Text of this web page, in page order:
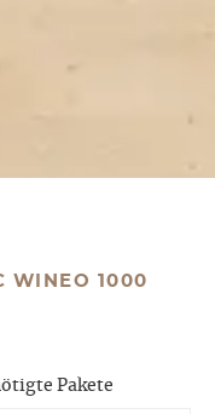
WINEO 1000
Pakete